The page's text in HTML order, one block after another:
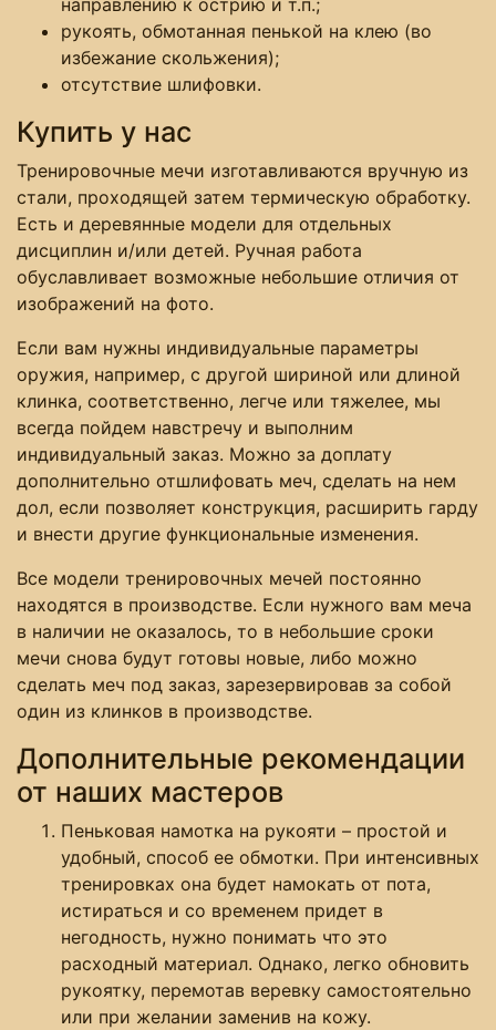
направлению к острию и т.п.;
рукоять, обмотанная пенькой на клею (во
избежание скольжения);
отсутствие шлифовки.
Купить у нас
Тренировочные мечи изготавливаются вручную из
стали, проходящей затем термическую обработку.
Есть и деревянные модели для отдельных
дисциплин и/или детей. Ручная работа
обуславливает возможные небольшие отличия от
изображений на фото.
Если вам нужны индивидуальные параметры
оружия, например, с другой шириной или длиной
клинка, соответственно, легче или тяжелее, мы
всегда пойдем навстречу и выполним
индивидуальный заказ. Можно за доплату
дополнительно отшлифовать меч, сделать на нем
дол, если позволяет конструкция, расширить гарду
и внести другие функциональные изменения.
Все модели тренировочных мечей постоянно
находятся в производстве. Если нужного вам меча
в наличии не оказалось, то в небольшие сроки
мечи снова будут готовы новые, либо можно
сделать меч под заказ, зарезервировав за собой
один из клинков в производстве.
Дополнительные рекомендации
от наших мастеров
Пеньковая намотка на рукояти – простой и
удобный, способ ее обмотки. При интенсивных
тренировках она будет намокать от пота,
истираться и со временем придет в
негодность, нужно понимать что это
расходный материал. Однако, легко обновить
рукоятку, перемотав веревку самостоятельно
или при желании заменив на кожу.